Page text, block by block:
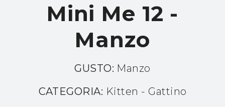
Mini Me 12 -
Manzo
GUSTO: Manzo
CATEGORIA: Kitten - Gattino